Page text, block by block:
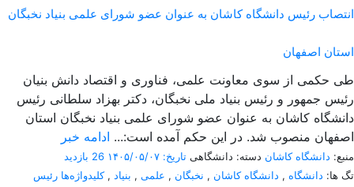
انتصاب رئیس دانشگاه کاشان به عنوان عضو شورای علمی بنیاد نخبگان
استان اصفهان
طی حکمی از سوی معاونت علمی، فناوری و اقتصاد دانش بنیان
رئیس جمهور و رئیس بنیاد ملی نخبگان، دکتر بهزاد سلطانی رئیس
دانشگاه کاشان به عنوان عضو شورای علمی بنیاد نخبگان استان
اصفهان منصوب شد. در این حکم آمده است:... ادامه خبر
منبع: دانشگاه کاشان دسته: دانشگاهی تاریخ: ۱۴۰۵/۰۵/۰۷
26 بازدید
تگ ها: دانشگاه , دانشگاه کاشان , نخبگان , علمی , بنیاد ,کلیدواژه‌ها رئیس